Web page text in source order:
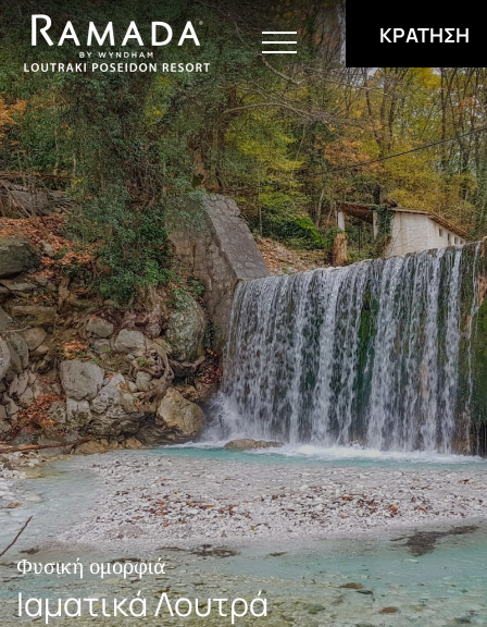
Διαμονή
Εγκαταστάσεις
Γεύση
Συνέδρια
Τοποθεσία
Προσφορές
Φωτογραφίες
Επικοινωνία
ΚΡΑΤΗΣΗ
Φυσική ομορφιά
Ιαματικά Λουτρά